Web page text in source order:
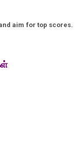
aim for top scores.